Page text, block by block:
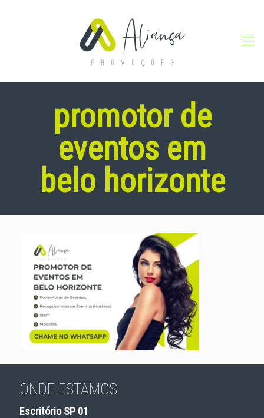
promotor de
eventos em
belo horizonte
ONDE ESTAMOS
Escritório SP 01